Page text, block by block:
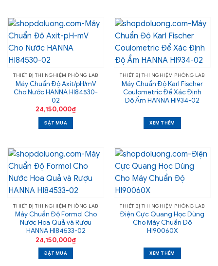
THIẾT BỊ THÍ NGHIỆM PHÒNG LAB
Máy Chuẩn Độ Axit/pH/mV
Cho Nước HANNA HI84530-
02
24,150,000₫
ĐẶT MUA
THIẾT BỊ THÍ NGHIỆM PHÒNG LAB
Máy Chuẩn Độ Karl Fischer
Coulometric Để Xác Định
Độ Ẩm HANNA HI934-02
XEM THÊM
THIẾT BỊ THÍ NGHIỆM PHÒNG LAB
Máy Chuẩn Độ Formol Cho
Nước Hoa Quả và Rượu
HANNA HI84533-02
24,150,000₫
ĐẶT MUA
THIẾT BỊ THÍ NGHIỆM PHÒNG LAB
Điện Cực Quang Học Dùng
Cho Máy Chuẩn Độ
HI90060X
XEM THÊM